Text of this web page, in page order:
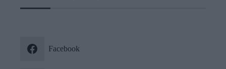
Facebook